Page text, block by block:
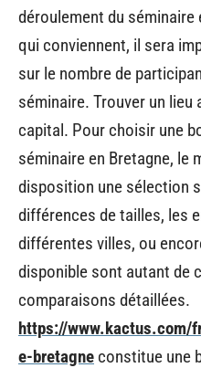
déroulement du
qui conviennent, il sera
sur le nombre de
séminaire. Trouver un lieu
capital. Pour choisir une
séminaire en Bretagne, le
disposition une sélection
différences de tailles, les
différentes villes, ou
disponible sont autant de
comparaisons détaillées.
https://www.kactus.com/
e-bretagne constitue une